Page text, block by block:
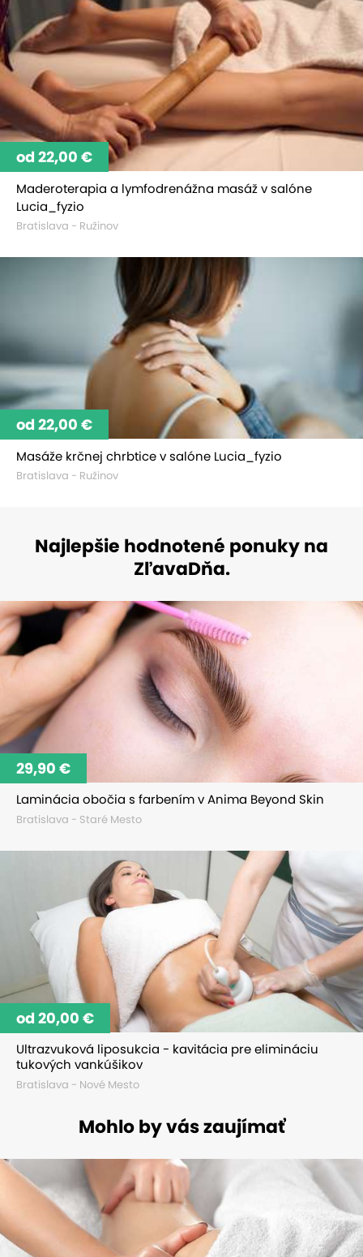
Maderoterapia a lymfodrenážna masáž v salóne
Lucia_fyzio
Bratislava - Ružinov
od 22,00 €
Masáže krčnej chrbtice v salóne Lucia_fyzio
Bratislava - Ružinov
od 22,00 €
Najlepšie hodnotené ponuky na
ZľavaDňa.
Laminácia obočia s farbením v Anima Beyond Skin
Bratislava - Staré Mesto
29,90 €
Ultrazvuková liposukcia - kavitácia pre elimináciu
tukových vankúšikov
Bratislava - Nové Mesto
od 20,00 €
Mohlo by vás zaujímať